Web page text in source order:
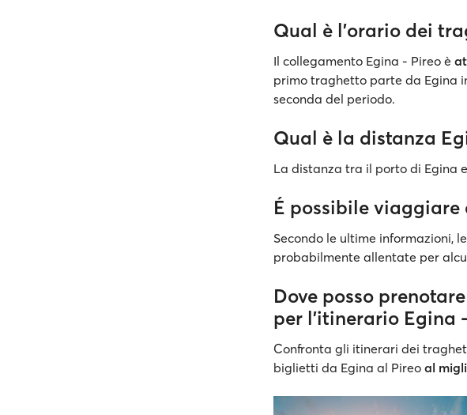
Qual è l'orario dei
Il collegamento Egina - Pireo è
primo traghetto parte da Egina
seconda del periodo.
Qual è la distanza
La distanza tra il porto di Egina
É possibile viaggiare
Secondo le ultime informazioni,
probabilmente allentate per
Dove posso
per l'itinerario Egina
Confronta gli itinerari dei
biglietti da Egina al Pireo al